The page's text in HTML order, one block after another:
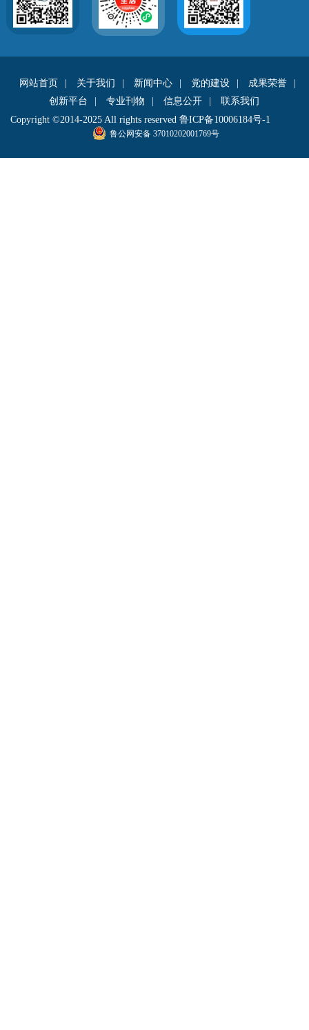
网站首页 关于我们 新闻中心 党的建设 成果荣誉
创新平台
专业刊物 信息公开
联系我们
Copyright ©2014-2025 All rights reserved鲁ICP备10006184号-1
鲁公网安备 37010202001769号